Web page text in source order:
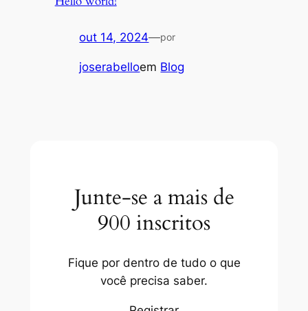
out 14, 2024—por
joserabelloem Blog
Junte-se a mais de
900 inscritos
Fique por dentro de tudo o que
você precisa saber.